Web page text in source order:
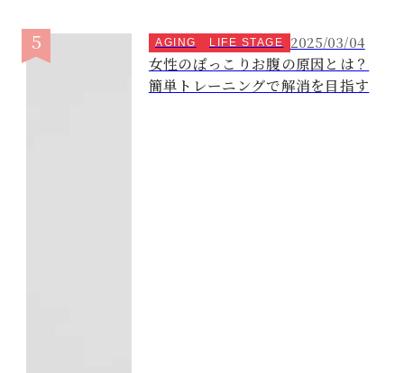
AGING LIFE STAGE 2025/03/04
女性のぽっこりお腹の原因とは？
簡単トレーニングで解消を目指す